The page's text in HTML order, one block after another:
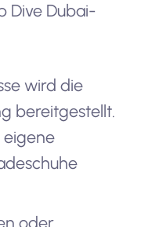
Dive Dubai-
wird die
bereitgestellt.
eigene
oder